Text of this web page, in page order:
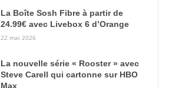
La Boîte Sosh Fibre à partir de
24.99€ avec Livebox 6 d’Orange
22 mai 2026
La nouvelle série « Rooster » avec
Steve Carell qui cartonne sur HBO
Max